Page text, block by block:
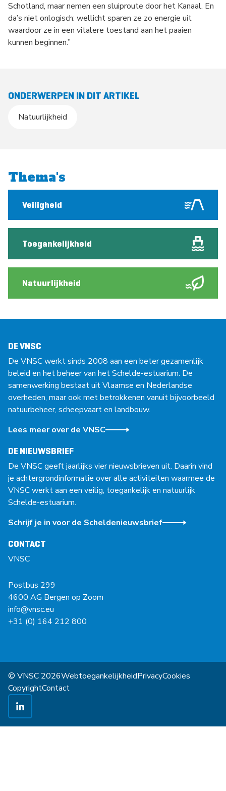
Schotland, maar nemen een sluiproute door het Kanaal. En
da’s niet onlogisch: wellicht sparen ze zo energie uit
waardoor ze in een vitalere toestand aan het paaien
kunnen beginnen.”
ONDERWERPEN IN DIT ARTIKEL
Natuurlijkheid
Thema's
Veiligheid
Toegankelijkheid
Natuurlijkheid
DE VNSC
De VNSC werkt sinds 2008 aan een beter gezamenlijk
beleid en het beheer van het Schelde-estuarium. De
samenwerking bestaat uit Vlaamse en Nederlandse
overheden, maar ook met betrokkenen vanuit bijvoorbeeld
natuurbeheer, scheepvaart en landbouw.
Lees meer over de VNSC
DE NIEUWSBRIEF
De VNSC geeft jaarlijks vier nieuwsbrieven uit. Daarin vind
je achtergrondinformatie over alle activiteiten waarmee de
VNSC werkt aan een veilig, toegankelijk en natuurlijk
Schelde-estuarium.
Schrijf je in voor de Scheldenieuwsbrief
CONTACT
VNSC
Postbus 299
4600 AG Bergen op Zoom
info@vnsc.eu
+31 (0) 164 212 800
© VNSC 2026WebtoegankelijkheidPrivacyCookies
CopyrightContact